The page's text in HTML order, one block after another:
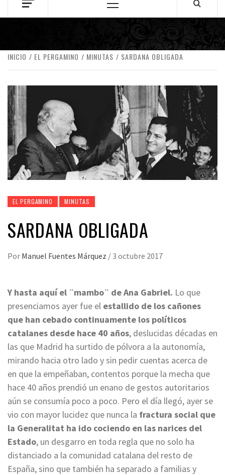
Menú
INICIO EL PERGAMINO MINUTAS SARDANA OBLIGADA
EL PERGAMINO MINUTAS
SARDANA OBLIGADA
Por Manuel Fuentes Márquez / 3 octubre 2017
Y hasta aquí el ¨mambo¨ de Ana Gabriel. Lo que
presenciamos ayer fue el estallido de los cañones
que han cebado continuamente los políticos
catalanes desde hace 40 años, deslucidas décadas en
las que Madrid ha surtido de pólvora a la autonomía,
mirando hacia otro lado y sin pedir cuentas acerca de
en que la empeñaban, contentos porque la mecha que
hace 40 años prendió un enano de gestos autoritarios
aún se consumía poco a poco. Pero el día llegó, ayer se
vio con mayor lucidez que nunca la fractura social que
la Generalitat ha ido cociendo en las narices del
Estado, un desgarro en toda regla que no solo ha
distanciado a la comunidad catalana del resto de
España, sino que también ha separado a familias y